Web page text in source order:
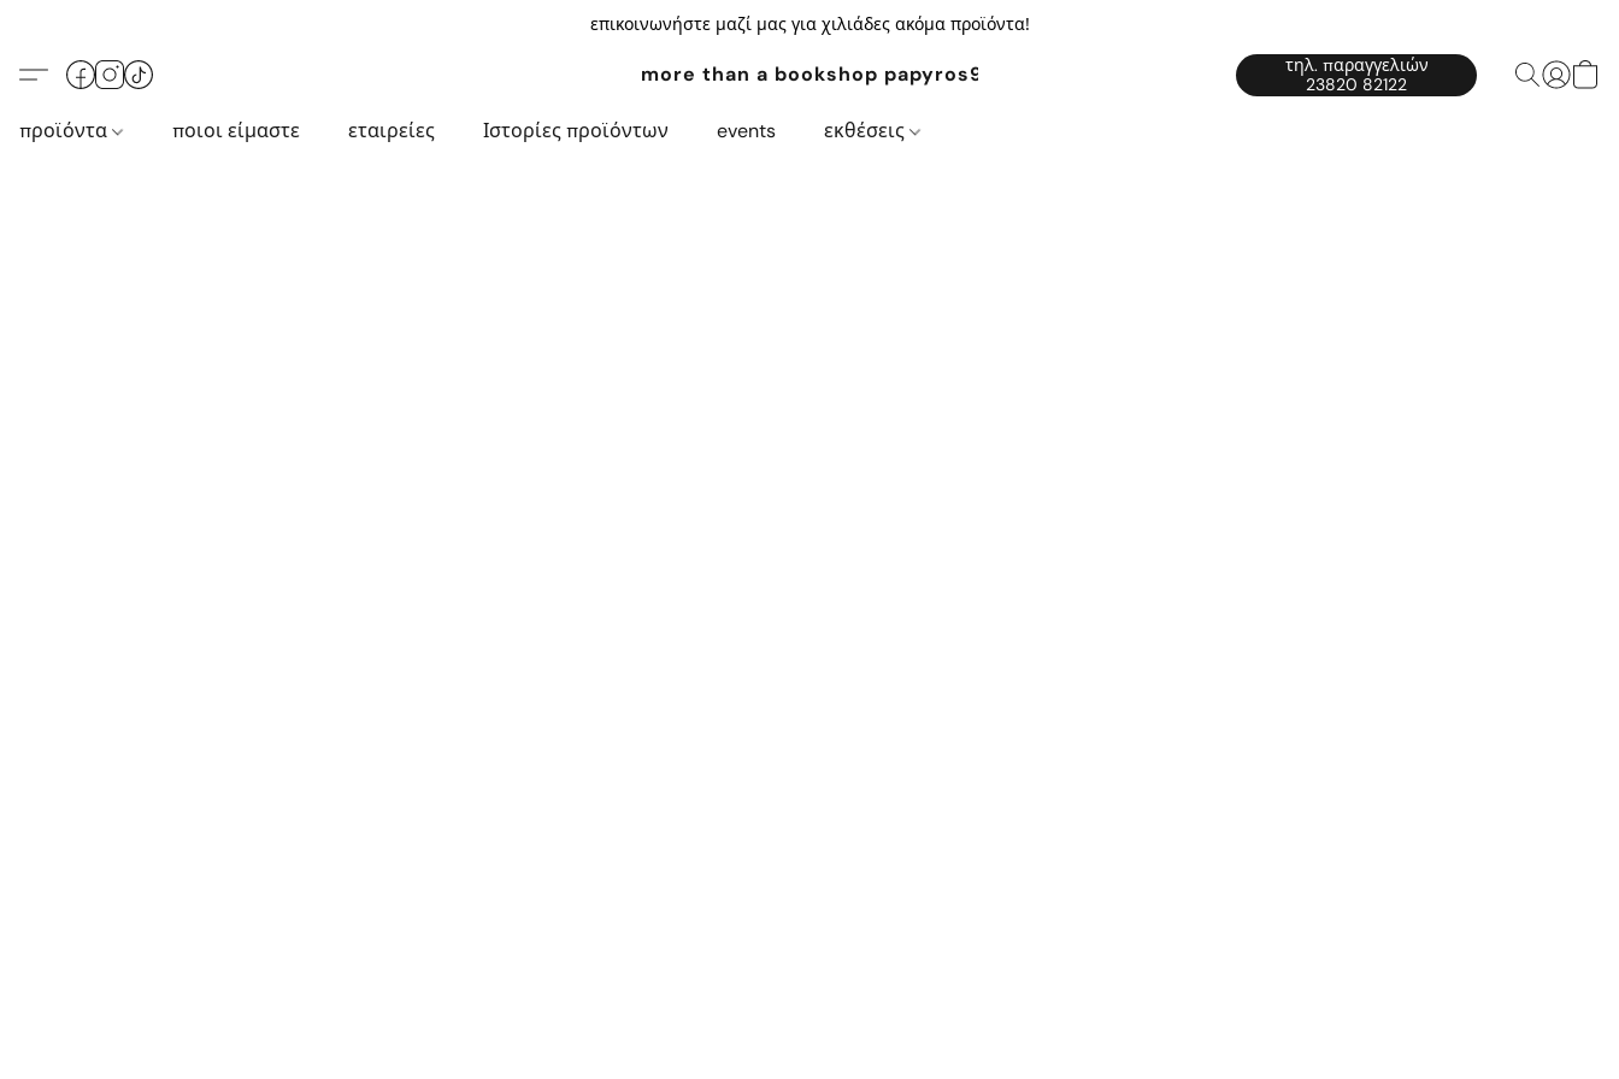
επικοινωνήστε μαζί μας για χιλιάδες ακόμα προϊόντα!
more than a bookshop papyros94.com
τηλ. παραγγελιών
23820 82122
προϊόντα ποιοι είμαστε εταιρείες Ιστορίες προϊόντων events εκθέσεις